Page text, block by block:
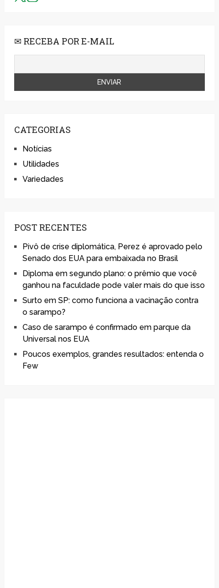
✉ RECEBA POR E-MAIL
CATEGORIAS
Notícias
Utilidades
Variedades
POST RECENTES
Pivô de crise diplomática, Perez é aprovado pelo
Senado dos EUA para embaixada no Brasil
Diploma em segundo plano: o prêmio que você
ganhou na faculdade pode valer mais do que isso
Surto em SP: como funciona a vacinação contra
o sarampo?
Caso de sarampo é confirmado em parque da
Universal nos EUA
Poucos exemplos, grandes resultados: entenda o
Few